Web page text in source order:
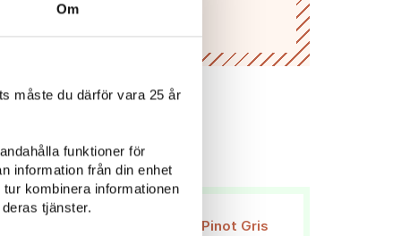
Om
måste du därför vara 25 år
funktioner för
information från din enhet
kombinera informationen
tjänster.